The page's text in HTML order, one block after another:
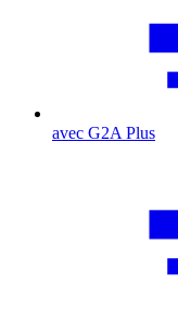
avec G2A Plus